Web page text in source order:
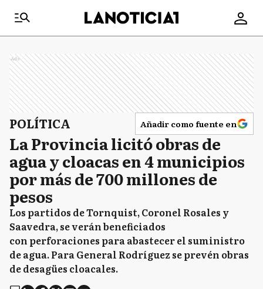
Ads
POLÍTICA Añadir como fuente en
La Provincia licitó obras de
agua y cloacas en 4 municipios
por más de 700 millones de
pesos
Los partidos de Tornquist, Coronel Rosales y
Saavedra, se verán beneficiados
con perforaciones para abastecer el suministro
de agua. Para General Rodríguez se prevén obras
de desagües cloacales.